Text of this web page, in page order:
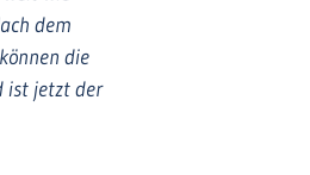
dem
die
ist jetzt der